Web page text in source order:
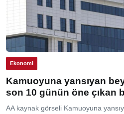
Ekonomi
Kamuoyuna yansıyan
son 10 günün öne çıkan
AA kaynak görseli Kamuoyuna